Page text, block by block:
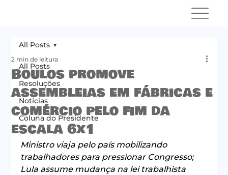
All Posts
Resoluções
Notícias
Coluna do Presidente
All Posts
Boulos promove
assembleias em fábricas e
comércio pelo fim da
escala 6x1
2 min de leitura
Ministro viaja pelo país mobilizando
trabalhadores para pressionar Congresso;
Lula assume mudança na lei trabalhista